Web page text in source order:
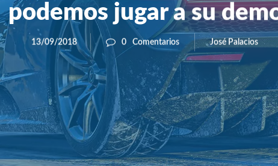
podemos jugar a su
13/09/2018 0 Comentarios José Palacios